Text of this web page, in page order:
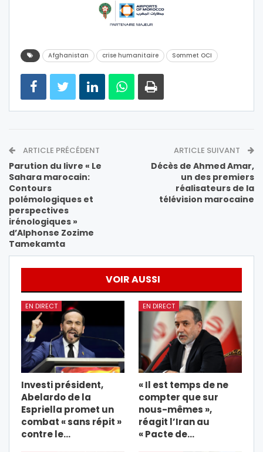
Afghanistan crise humanitaire Sommet OCI
ARTICLE PRÉCÉDENT
Parution du livre « Le
Sahara marocain:
Contours
polémologiques et
perspectives
irénologiques »
d’Alphonse Zozime
Tamekamta
ARTICLE SUIVANT
Décès de Ahmed Amar,
un des premiers
réalisateurs de la
télévision marocaine
VOIR AUSSI
EN DIRECT
Investi président,
Abelardo de la
Espriella promet un
combat « sans répit »
contre le…
EN DIRECT
« Il est temps de ne
compter que sur
nous-mêmes »,
réagit l’Iran au
« Pacte de…